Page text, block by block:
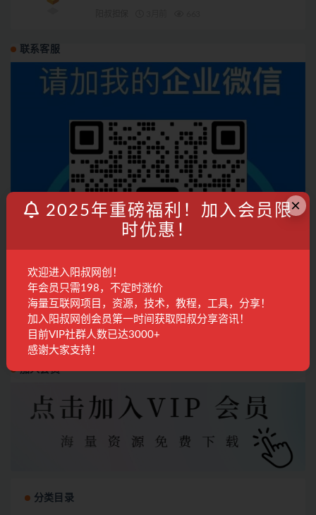
联系客服
加入会员
分类目录
×
2025年重磅福利！加入会员限
时优惠！
欢迎进入阳叔网创！
年会员只需198，不定时涨价
海量互联网项目，资源，技术，教程，工具，分享！
加入阳叔网创会员第一时间获取阳叔分享咨讯！
目前VIP社群人数已达3000+
感谢大家支持！